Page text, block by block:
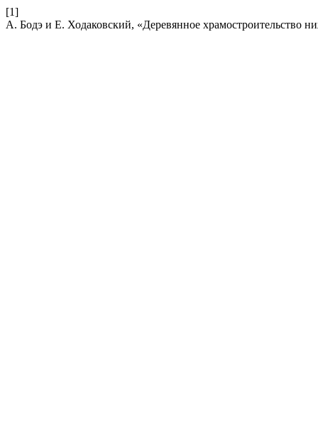
[1]
А. Бодэ и Е. Ходаковский, «Деревянное храмостроительство